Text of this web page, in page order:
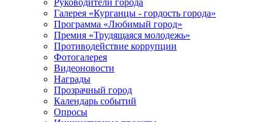
Руководители города
Галерея «Курганцы - гордость города»
Программа «Любимый город»
Премия «Трудящаяся молодежь»
Противодействие коррупции
Фотогалерея
Видеоновости
Награды
Прозрачный город
Календарь событий
Опросы